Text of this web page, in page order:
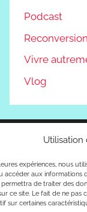
Utilisation
expériences, nous
aux informations
de traiter des
ce site. Le fait de ne
sur certaines
Podcast
Vivre
Vlog